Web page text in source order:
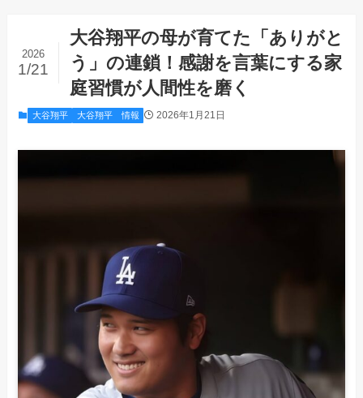
大谷翔平の母が育てた「ありがと
う」の連鎖！感謝を言葉にする家
庭習慣が人間性を磨く
2026
1/21
大谷翔平 大谷翔平 情報 2026年1月21日